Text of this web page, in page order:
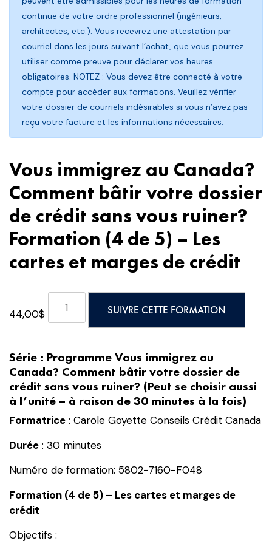
continue de votre ordre professionnel (ingénieurs,
architectes, etc.). Vous recevrez une attestation par
courriel dans les jours suivant l’achat, que vous pourrez
utiliser comme preuve pour déclarer vos heures
obligatoires. NOTEZ : Vous devez être connecté à votre
compte pour accéder aux formations. Veuillez vérifier
votre dossier de courriels indésirables si vous n’avez pas
reçu votre facture et les informations nécessaires.
Vous immigrez au Canada?
Comment bâtir votre dossier
de crédit sans vous ruiner?
Formation (4 de 5) – Les
cartes et marges de crédit
44,00$
au
Canada?
Comment
bâtir
votre
de
crédit
vous
(4
SUIVRE CETTE FORMATION
Série : Programme Vous immigrez au
Canada? Comment bâtir votre dossier de
crédit sans vous ruiner? (Peut se choisir aussi
à l’unité – à raison de 30 minutes à la fois)
Formatrice : Carole Goyette Conseils Crédit Canada
Durée : 30 minutes
Numéro de formation: 5802-7160-F048
Formation (4 de 5) – Les cartes et marges de
crédit
Objectifs :